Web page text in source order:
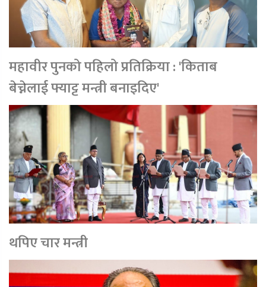
महावीर पुनको पहिलो प्रतिक्रिया : 'किताब
बेच्नेलाई फ्याट्ट मन्त्री बनाइदिए'
थपिए चार मन्त्री